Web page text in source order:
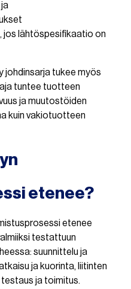
jos lähtöspesifikaatio on
johdinsarja tukee myös
tuntee tuotteen
ja muutostöiden
kuin vakiotuotteen
etenee?
etenee
testattuun
suunnittelu ja
ja kuorinta, liitinten
testaus ja toimitus.